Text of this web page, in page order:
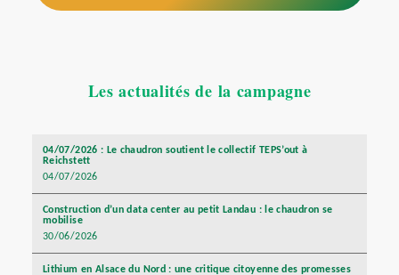
Les actualités de la campagne
04/07/2026 : Le chaudron soutient le collectif TEPS’out à
Reichstett
04/07/2026
Construction d’un data center au petit Landau : le chaudron se
mobilise
30/06/2026
Lithium en Alsace du Nord : une critique citoyenne des promesses